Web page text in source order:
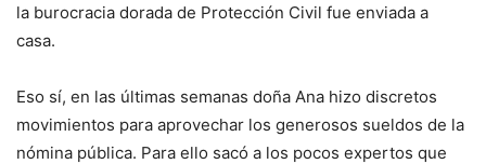
la burocracia dorada de Protección Civil fue enviada a
casa.
Eso sí, en las últimas semanas doña Ana hizo discretos
movimientos para aprovechar los generosos sueldos de la
nómina pública. Para ello sacó a los pocos expertos que